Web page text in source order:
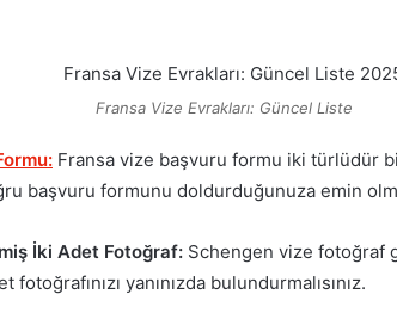
Fransa Vize Evrakları: Güncel Liste
Fransa vize başvuru formu iki türlüdür
başvuru formunu doldurduğunuza emin
İki Adet Fotoğraf: Schengen vize fotoğraf
yanınızda bulundurmalısınız.